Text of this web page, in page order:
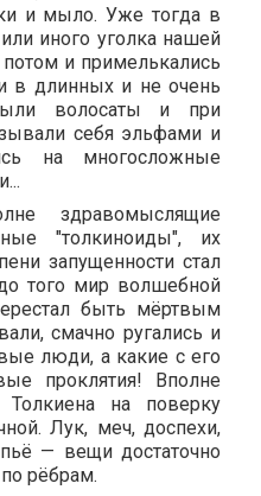
и мыло. Уже тогда в
иного уголка нашей
и примелькались
в длинных и не очень
волосаты и при
себя эльфами и
на многосложные
здравомыслящие
"толкиноиды", их
запущенности стал
того мир волшебной
быть мёртвым
смачно ругались и
люди, а какие с его
проклятия! Вполне
Толкиена на поверку
Лук, меч, доспехи,
— вещи достаточно
рёбрам.